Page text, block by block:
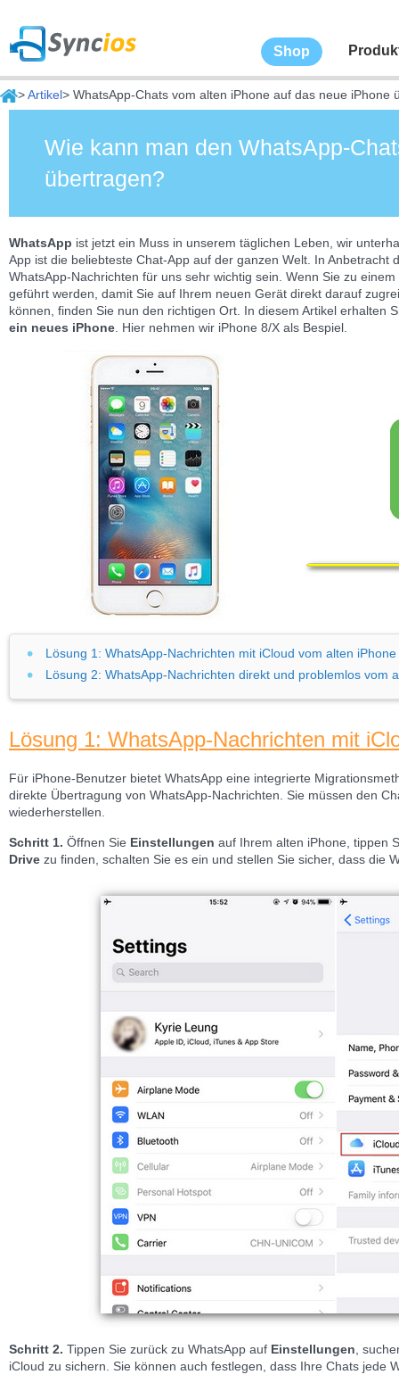
Shop
>Artikel> WhatsApp-Chats vom alten iPhone auf das neue iPhone
Wie kann man den WhatsApp-
übertragen?
WhatsApp ist jetzt ein Muss in unserem täglichen Leben, wir
App ist die beliebteste Chat-App auf der ganzen Welt. In
WhatsApp-Nachrichten für uns sehr wichtig sein. Wenn Sie zu
geführt werden, damit Sie auf Ihrem neuen Gerät direkt darauf
können, finden Sie nun den richtigen Ort. In diesem Artikel erhalten
ein neues iPhone . Hier nehmen wir iPhone 8/X als Bespiel.
Lösung 1: WhatsApp-Nachrichten mit iCloud vom alten
Lösung 2: WhatsApp-Nachrichten direkt und problemlos vom
Lösung 1: WhatsApp-Nachrichten mit
Für iPhone-Benutzer bietet WhatsApp eine integrierte
direkte Übertragung von WhatsApp-Nachrichten. Sie müssen den
wiederherstellen.
Schritt 1. Öffnen Sie Einstellungen auf Ihrem alten iPhone, tippen
Drive zu finden, schalten Sie es ein und stellen Sie sicher, dass die
Schritt 2. Tippen Sie zurück zu WhatsApp auf Einstellungen ,
iCloud zu sichern. Sie können auch festlegen, dass Ihre Chats jede